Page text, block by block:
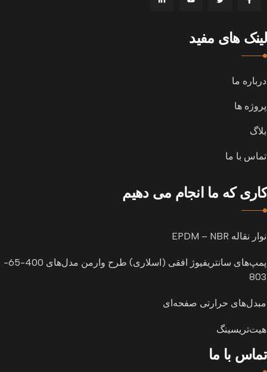
لینک های مفید
درباره ما
پروژه ها
بلاگ
تماس با ما
کاری که ما انجام می دهیم
نوار نقاله EPDM – NBR
پمپ‌های سانتریفیوژ افقی (اسلاری) طرح وارمن مدل‌های 400-65-
803
مبدل‌های حرارتی صفحه‌ای
هیت‌تریسینگ
تماس با ما